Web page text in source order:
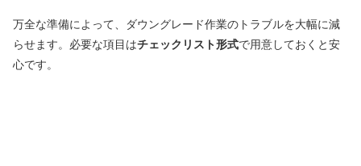
万全な準備によって、ダウングレード作業のトラブルを大幅に減
らせます。必要な項目はチェックリスト形式で用意しておくと安
心です。